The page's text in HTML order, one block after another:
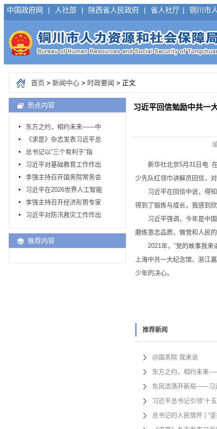
中国政府网 | 人社部 | 陕西省人民政府 | 省人社厅 | 铜川市
首页 > 新闻中心 > 时政要闻 > 正文
热点内容
东方之约，相约未来——中
《求是》杂志发表习近平总
总书记以“三个有利于”指
习近平对基础教育工作作出
李强主持召开国务院常务会
习近平在2026世界人工智能
李强主持召开经济形势专家
习近平对防汛救灾工作作出
推荐内容
习近平回信勉励中共一
新华社北京5月31日电 在“
少先队红领巾讲解员回信，
习近平在回信中说，得知
得到了锻炼与成长，我感到
习近平强调，今年是中国
磨练意志品质，做党和人民
2021年，“党的故事我来
上海中共一大纪念馆、浙江
少年的决心。
推荐新闻
@国务院 我来说
东方之约，相约未来
东风浩荡开新局——习
习近平总书记引领“十
总书记的人民情怀 | “